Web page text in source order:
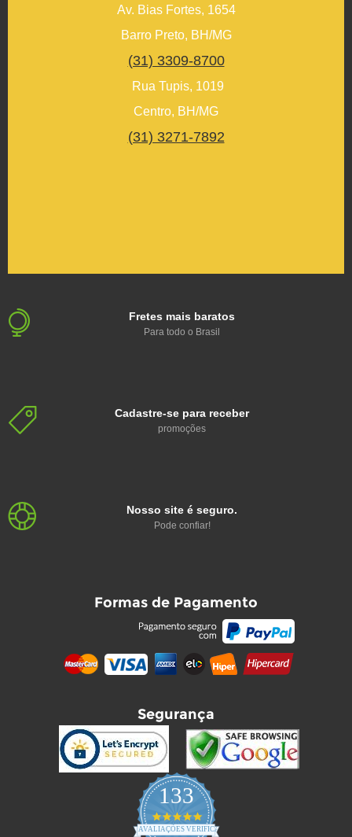
Av. Bias Fortes, 1654
Barro Preto, BH/MG
(31) 3309-8700
Rua Tupis, 1019
Centro, BH/MG
(31) 3271-7892
Fretes mais baratos
Para todo o Brasil
Cadastre-se para receber
promoções
Nosso site é seguro.
Pode confiar!
Formas de Pagamento
Segurança
133
4.9
star
AVALIAÇÕES VERIFICADAS